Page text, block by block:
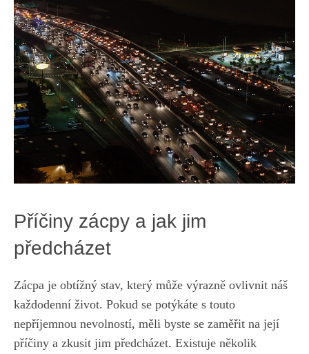
Příčiny zácpy a jak jim
předcházet
Zácpa je obtížný stav, který může výrazně ovlivnit náš
každodenní život. Pokud se potýkáte s touto
nepříjemnou nevolností, měli byste se zaměřit na její
příčiny a zkusit jim předcházet. Existuje několik